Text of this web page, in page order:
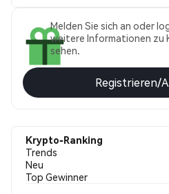
Melden Sie sich an oder
weitere Informationen zu
sehen.
Registrieren/
Krypto-Ranking
Trends
Neu
Top Gewinner